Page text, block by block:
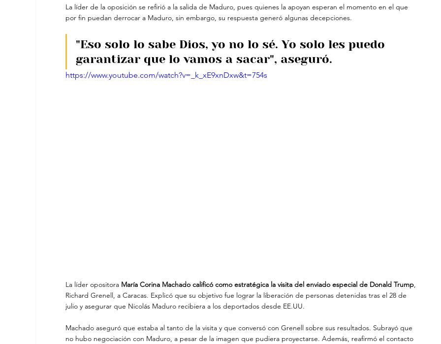
La líder de la oposición se refirió a la salida de Maduro, pues quienes la apoyan esperan el momento en el que
por fin puedan derrocar a Maduro, sin embargo, su respuesta generó algunas decepciones.
"Eso solo lo sabe Dios, yo no lo sé. Yo solo les puedo
garantizar que lo vamos a sacar", aseguró.
https://www.youtube.com/watch?v=_k_xE9xnDxw&t=754s
La líder opositora María Corina Machado calificó como estratégica la visita del enviado especial de Donald Trump,
Richard Grenell, a Caracas. Explicó que su objetivo fue lograr la liberación de personas detenidas tras el 28 de
julio y asegurar que Nicolás Maduro recibiera a los deportados desde EE.UU.
Machado aseguró que estaba al tanto de la visita y que conversó con Grenell sobre sus resultados. Subrayó que
no hubo negociación con Maduro, a pesar de la imagen que pudiera proyectarse. Además, reafirmó el contacto